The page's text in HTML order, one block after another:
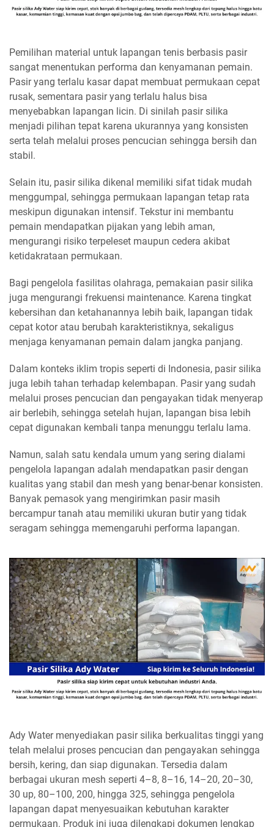
Pemilihan material untuk lapangan tenis berbasis pasir
sangat menentukan performa dan kenyamanan pemain.
Pasir yang terlalu kasar dapat membuat permukaan cepat
rusak, sementara pasir yang terlalu halus bisa
menyebabkan lapangan licin. Di sinilah pasir silika
menjadi pilihan tepat karena ukurannya yang konsisten
serta telah melalui proses pencucian sehingga bersih dan
stabil.
Selain itu, pasir silika dikenal memiliki sifat tidak mudah
menggumpal, sehingga permukaan lapangan tetap rata
meskipun digunakan intensif. Tekstur ini membantu
pemain mendapatkan pijakan yang lebih aman,
mengurangi risiko terpeleset maupun cedera akibat
ketidakrataan permukaan.
Bagi pengelola fasilitas olahraga, pemakaian pasir silika
juga mengurangi frekuensi maintenance. Karena tingkat
kebersihan dan ketahanannya lebih baik, lapangan tidak
cepat kotor atau berubah karakteristiknya, sekaligus
menjaga kenyamanan pemain dalam jangka panjang.
Dalam konteks iklim tropis seperti di Indonesia, pasir silika
juga lebih tahan terhadap kelembapan. Pasir yang sudah
melalui proses pencucian dan pengayakan tidak menyerap
air berlebih, sehingga setelah hujan, lapangan bisa lebih
cepat digunakan kembali tanpa menunggu terlalu lama.
Namun, salah satu kendala umum yang sering dialami
pengelola lapangan adalah mendapatkan pasir dengan
kualitas yang stabil dan mesh yang benar-benar konsisten.
Banyak pemasok yang mengirimkan pasir masih
bercampur tanah atau memiliki ukuran butir yang tidak
seragam sehingga memengaruhi performa lapangan.
Ady Water menyediakan pasir silika berkualitas tinggi yang
telah melalui proses pencucian dan pengayakan sehingga
bersih, kering, dan siap digunakan. Tersedia dalam
berbagai ukuran mesh seperti 4–8, 8–16, 14–20, 20–30,
30 up, 80–100, 200, hingga 325, sehingga pengelola
lapangan dapat menyesuaikan kebutuhan karakter
permukaan. Produk ini juga dilengkapi dokumen lengkap